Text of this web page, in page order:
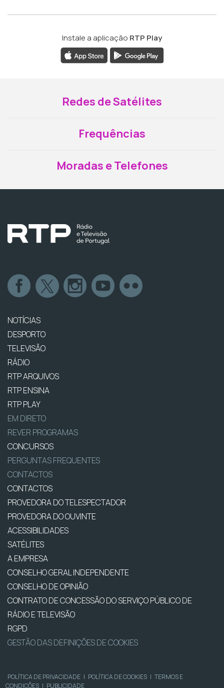
Instale a aplicação RTP Play
Redes de Satélites
Frequências
Moradas e Telefones
NOTÍCIAS
DESPORTO
TELEVISÃO
RÁDIO
RTP ARQUIVOS
RTP ENSINA
RTP PLAY
EM DIRETO
REVER PROGRAMAS
CONCURSOS
PERGUNTAS FREQUENTES
CONTACTOS
CONTACTOS
PROVEDORA DO TELESPECTADOR
PROVEDORA DO OUVINTE
ACESSIBILIDADES
SATÉLITES
A EMPRESA
CONSELHO GERAL INDEPENDENTE
CONSELHO DE OPINIÃO
CONTRATO DE CONCESSÃO DO SERVIÇO PÚBLICO DE
RÁDIO E TELEVISÃO
RGPD
GESTÃO DAS DEFINIÇÕES DE COOKIES
POLÍTICA DE PRIVACIDADE | POLÍTICA DE COOKIES | TERMOS E
CONDIÇÕES | PUBLICIDADE